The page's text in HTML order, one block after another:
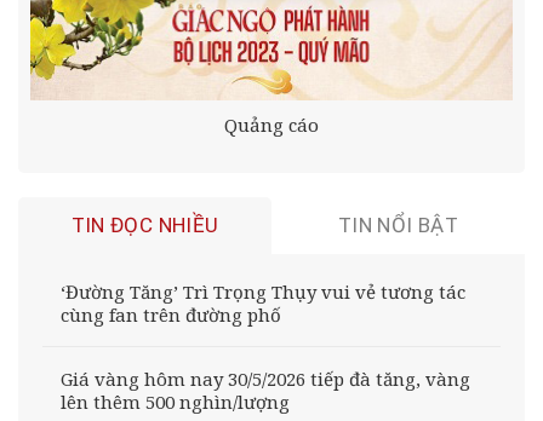
Quảng cáo
TIN ĐỌC NHIỀU TIN NỔI BẬT
‘Đường Tăng’ Trì Trọng Thụy vui vẻ tương tác
cùng fan trên đường phố
Giá vàng hôm nay 30/5/2026 tiếp đà tăng, vàng
lên thêm 500 nghìn/lượng